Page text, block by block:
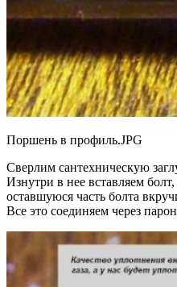
Поршень в профиль.JPG
Сверлим сантехническую
Изнутри в нее вставляем
оставшуюся часть болта
Все это соединяем через